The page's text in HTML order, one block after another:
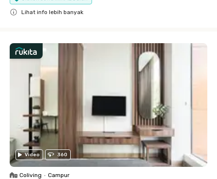
Lihat info lebih banyak
Video 360
Coliving • Campur